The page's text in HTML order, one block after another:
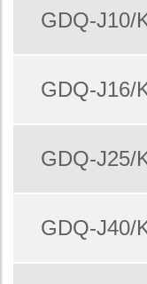
GDQ-J10/
GDQ-J16/
GDQ-J25/
GDQ-J40/